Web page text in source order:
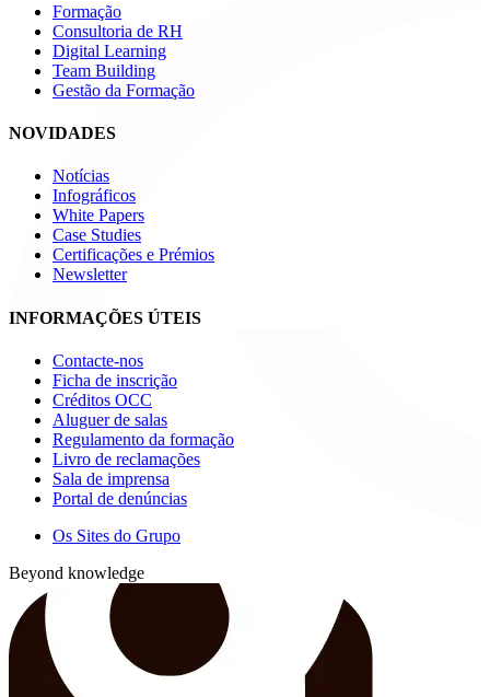
Formação
Consultoria de RH
Digital Learning
Team Building
Gestão da Formação
NOVIDADES
Notícias
Infográficos
White Papers
Case Studies
Certificações e Prémios
Newsletter
INFORMAÇÕES ÚTEIS
Contacte-nos
Ficha de inscrição
Créditos OCC
Aluguer de salas
Regulamento da formação
Livro de reclamações
Sala de imprensa
Portal de denúncias
Os Sites do Grupo
Beyond knowledge